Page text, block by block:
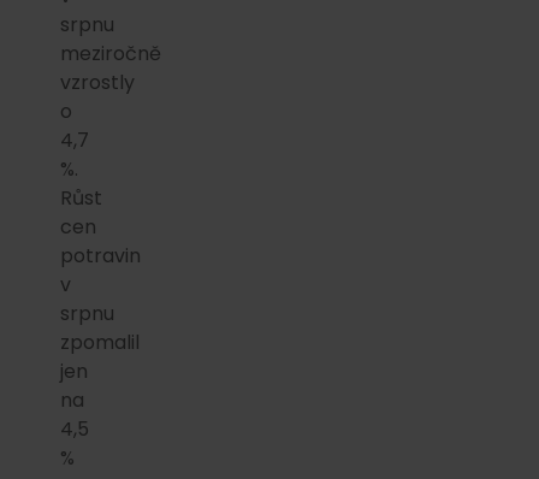
srpnu
meziročně
vzrostly
o
4,7
%.
Růst
cen
potravin
v
srpnu
zpomalil
jen
na
4,5
%